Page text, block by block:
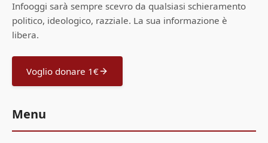
Infooggi sarà sempre scevro da qualsiasi schieramento
politico, ideologico, razziale. La sua informazione è
libera.
Voglio donare 1€
Menu